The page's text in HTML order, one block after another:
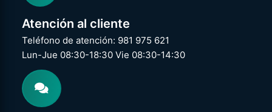
Atención al cliente
Teléfono de atención: 981 975 621
Lun-Jue 08:30-18:30 Vie 08:30-14:30